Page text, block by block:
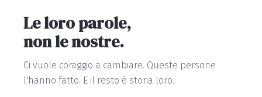
Le loro parole,
non le nostre.
Ci vuole coraggio a cambiare. Queste persone
l'hanno fatto. E il resto è storia loro.